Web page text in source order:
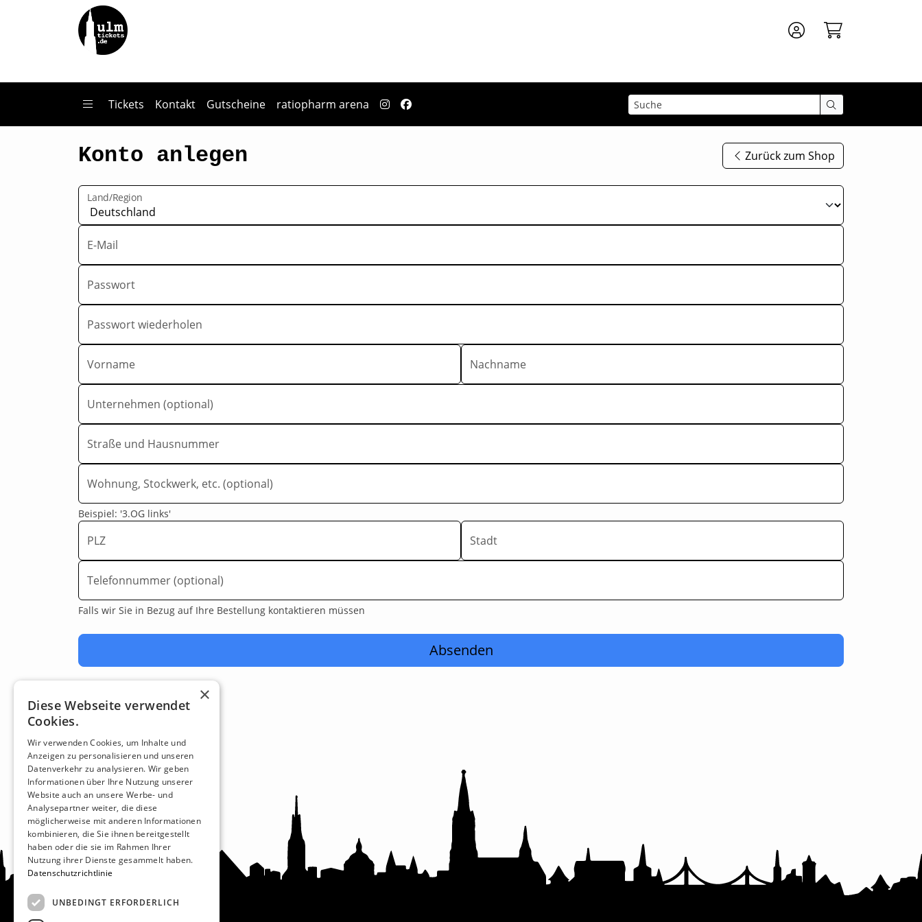
Zum Hauptinhalt springen
Tickets Kontakt Gutscheine ratiopharm arena
Konto anlegen Zurück zum Shop
Land/Region
E-Mail
Passwort
Passwort wiederholen
Vorname Nachname
Unternehmen (optional)
Straße und Hausnummer
Wohnung, Stockwerk, etc. (optional)
Beispiel: '3.OG links'
PLZ Stadt
Telefonnummer (optional)
Falls wir Sie in Bezug auf Ihre Bestellung kontaktieren müssen
Absenden
×
Diese Webseite verwendet
Cookies.
Wir verwenden Cookies, um Inhalte und
Anzeigen zu personalisieren und unseren
Datenverkehr zu analysieren. Wir geben
Informationen über Ihre Nutzung unserer
Website auch an unsere Werbe- und
Analysepartner weiter, die diese
möglicherweise mit anderen Informationen
kombinieren, die Sie ihnen bereitgestellt
haben oder die sie im Rahmen Ihrer
Nutzung ihrer Dienste gesammelt haben.
Datenschutzrichtlinie
UNBEDINGT ERFORDERLICH